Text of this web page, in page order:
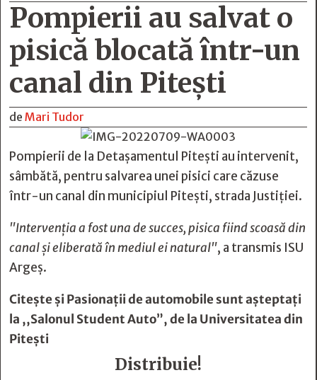
Pompierii au salvat o
pisică blocată într-un
canal din Pitești
de Mari Tudor
Pompierii de la Detașamentul Pitești au intervenit,
sâmbătă, pentru salvarea unei pisici care căzuse
într-un canal din municipiul Pitești, strada Justiției.
"Intervenția a fost una de succes, pisica fiind scoasă din
canal și eliberată în mediul ei natural", a transmis ISU
Argeș.
Citește șiPasionații de automobile sunt așteptați
la ,,Salonul Student Auto”, de la Universitatea din
Pitești
Distribuie!